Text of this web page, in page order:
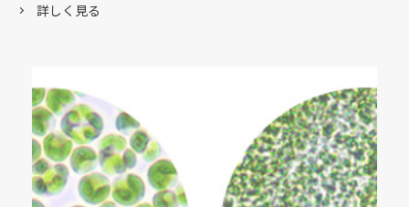
詳しく見る